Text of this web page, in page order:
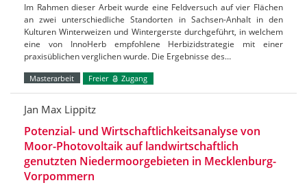
Im Rahmen dieser Arbeit wurde eine Feldversuch auf vier Flächen
an zwei unterschiedliche Standorten in Sachsen-Anhalt in den
Kulturen Winterweizen und Wintergerste durchgeführt, in welchem
eine von InnoHerb empfohlene Herbizidstrategie mit einer
praxisüblichen verglichen wurde. Die Ergebnisse des…
Masterarbeit Freier Zugang
Jan Max Lippitz
Potenzial- und Wirtschaftlichkeitsanalyse von
Moor-Photovoltaik auf landwirtschaftlich
genutzten Niedermoorgebieten in Mecklenburg-
Vorpommern